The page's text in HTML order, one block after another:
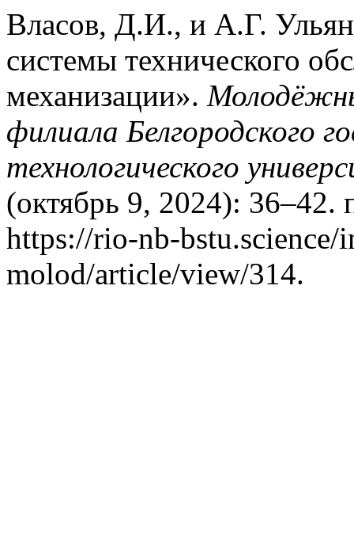
Власов, Д.И., и А.Г.
системы технического
механизации».
филиала Белгородского
технологического
(октябрь 9, 2024): 36–42.
https://rio-nb-bstu.science/
molod/article/view/314.